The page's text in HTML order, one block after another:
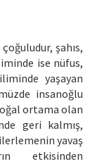
şahıs,
ise nüfus,
yaşayan
insanoğlu
ortama olan
geri kalmış,
yavaş
etkisinden